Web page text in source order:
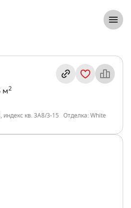
м², ЖК Антверпен,
м2
индекс кв. 3А8/3-15
Отделка: White